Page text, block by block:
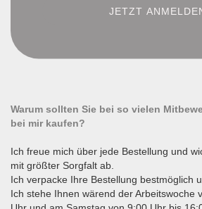
Warum sollten Sie bei so vielen
bei mir kaufen?
Ich freue mich über jede Bestellung und
mit größter Sorgfalt ab.
Ich verpacke Ihre Bestellung bestmöglich
Ich stehe Ihnen wärend der Arbeitswoche